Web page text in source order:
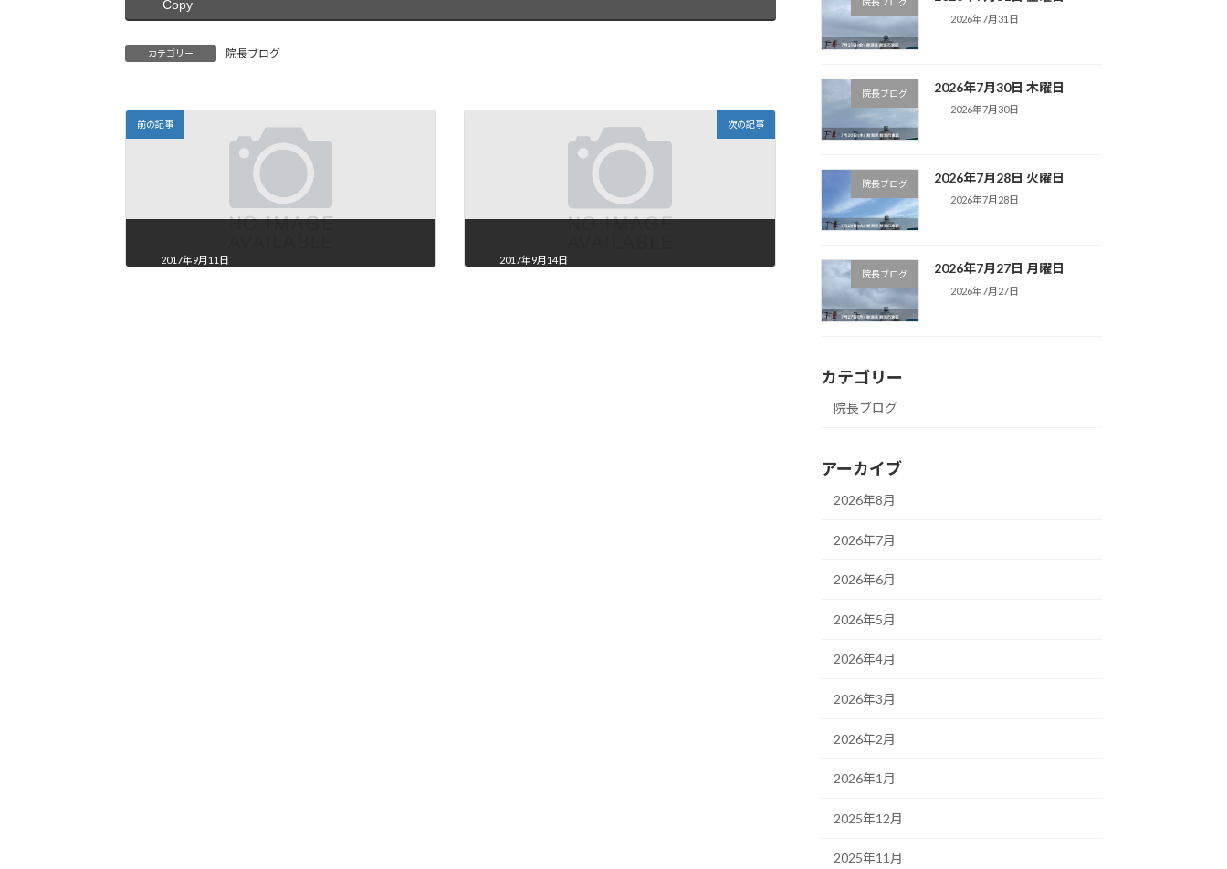
Copy
カテゴリー 院長ブログ
前の記事
2017年9月11日
次の記事
2017年9月14日
院長ブログ
2026年7月31日
院長ブログ 2026年7月30日 木曜日
2026年7月30日
院長ブログ 2026年7月28日 火曜日
2026年7月28日
院長ブログ 2026年7月27日 月曜日
2026年7月27日
カテゴリー
院長ブログ
アーカイブ
2026年8月
2026年7月
2026年6月
2026年5月
2026年4月
2026年3月
2026年2月
2026年1月
2025年12月
2025年11月